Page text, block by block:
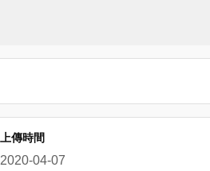
上傳時間
2020-04-07